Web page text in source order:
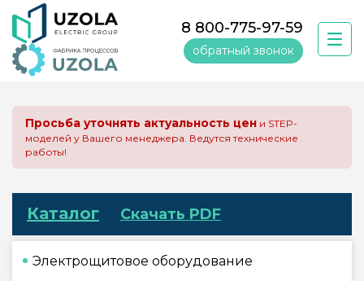
8 800-775-97-59
обратный звонок
Просьба уточнять актуальность цен и STEP-
моделей у Вашего менеджера. Ведутся технические
работы!
Каталог Скачать PDF
Электрощитовое оборудование